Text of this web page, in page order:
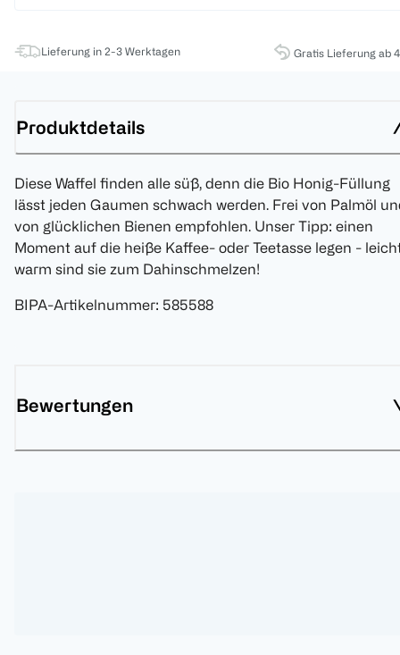
Lieferung in 2-3 Werktagen Gratis Lieferung ab
Produktdetails
Diese Waffel finden alle süß, denn die Bio Honig-Füllung
lässt jeden Gaumen schwach werden. Frei von Palmöl
von glücklichen Bienen empfohlen. Unser Tipp: einen
Moment auf die heiße Kaffee- oder Teetasse legen -
warm sind sie zum Dahinschmelzen!
BIPA-Artikelnummer: 585588
Bewertungen